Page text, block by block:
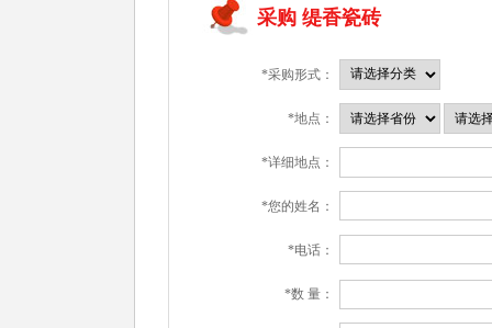
采购 缇香瓷砖
*采购形式：
*地点：
*详细地点：
*您的姓名：
*电话：
*数 量：